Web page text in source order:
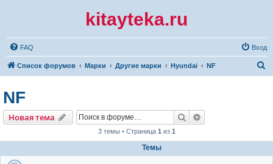
kitayteka.ru
FAQ Вход
Список форумов Марки Другие марки Hyundai NF
NF
Новая тема Поиск
3 темы • Страница 1 из 1
Темы